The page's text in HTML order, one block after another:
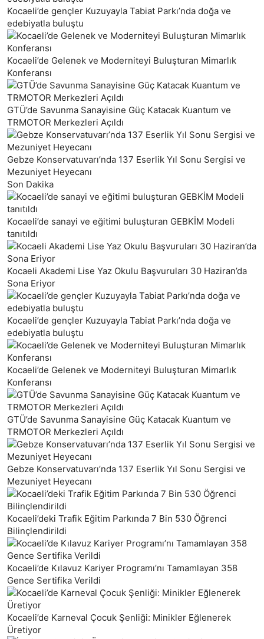
Kocaeli’de gençler Kuzuyayla Tabiat Parkı’nda doğa ve
edebiyatla buluştu
Kocaeli’de Gelenek ve Moderniteyi Buluşturan Mimarlık
Konferansı
GTÜ’de Savunma Sanayisine Güç Katacak Kuantum ve
TRMOTOR Merkezleri Açıldı
Gebze Konservatuvarı’nda 137 Eserlik Yıl Sonu Sergisi ve
Mezuniyet Heyecanı
Son Dakika
Kocaeli’de sanayi ve eğitimi buluşturan GEBKİM Modeli
tanıtıldı
Kocaeli Akademi Lise Yaz Okulu Başvuruları 30 Haziran’da
Sona Eriyor
Kocaeli’de gençler Kuzuyayla Tabiat Parkı’nda doğa ve
edebiyatla buluştu
Kocaeli’de Gelenek ve Moderniteyi Buluşturan Mimarlık
Konferansı
GTÜ’de Savunma Sanayisine Güç Katacak Kuantum ve
TRMOTOR Merkezleri Açıldı
Gebze Konservatuvarı’nda 137 Eserlik Yıl Sonu Sergisi ve
Mezuniyet Heyecanı
Kocaeli’deki Trafik Eğitim Parkında 7 Bin 530 Öğrenci
Bilinçlendirildi
Kocaeli’de Kılavuz Kariyer Programı’nı Tamamlayan 358
Gence Sertifika Verildi
Kocaeli’de Karneval Çocuk Şenliği: Minikler Eğlenerek
Üretiyor